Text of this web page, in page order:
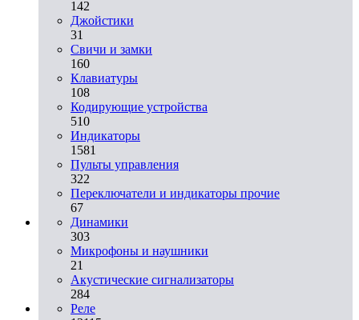
142
Джойстики
31
Свичи и замки
160
Клавиатуры
108
Кодирующие устройства
510
Индикаторы
1581
Пульты управления
322
Переключатели и индикаторы прочие
67
Динамики
303
Микрофоны и наушники
21
Акустические сигнализаторы
284
Реле